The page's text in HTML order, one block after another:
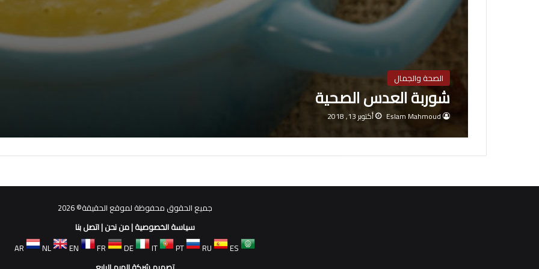
الصحة والجمال
شوربة العدس الصحية
Eslam Mahmoud أكتوبر 13, 2018
جميع الحقوق محفوظة لموقع الحقيقة© 2026
سياسة الخصوصية|من نحن|اتصل بنا
AR
NL EN FR DE IT PT RU
ES